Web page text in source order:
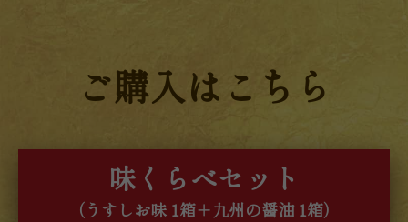
ご購入はこちら
味くらべセット
（うすしお味 1箱＋九州の醤油 1箱）